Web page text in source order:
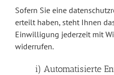
Sofern Sie eine
erteilt haben, steht Ihnen
Einwilligung jederzeit mit
widerrufen.
i) Automatisierte